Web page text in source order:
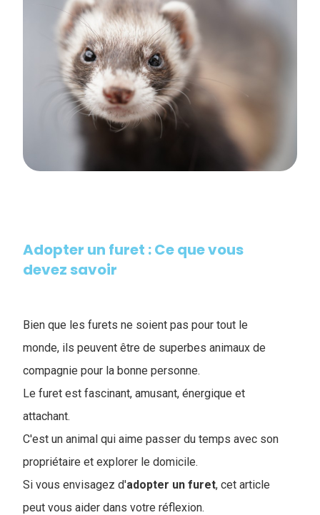
Adopter un furet : Ce que vous
devez savoir
Bien que les furets ne soient pas pour tout le
monde, ils peuvent être de superbes animaux de
compagnie pour la bonne personne.
Le furet est fascinant, amusant, énergique et
attachant.
C'est un animal qui aime passer du temps avec son
propriétaire et explorer le domicile.
Si vous envisagez d'adopter un furet, cet article
peut vous aider dans votre réflexion.